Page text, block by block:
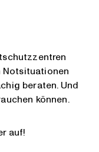
Notsituationen
beraten. Und
können.
auf!